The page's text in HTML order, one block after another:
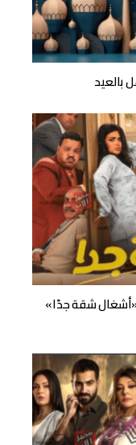
بالعيد
شقة جدًا»